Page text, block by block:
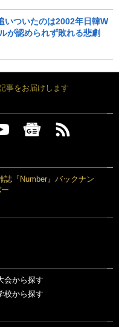
いついたのは2002年日韓W
が認められず敗れる悲劇
事をお届けします
誌『Number』バックナン
会から探す
校から探す